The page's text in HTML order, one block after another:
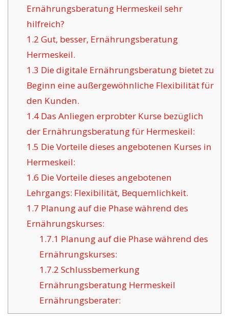
Ernährungsberatung Hermeskeil sehr
hilfreich?
1.2 Gut, besser, Ernährungsberatung
Hermeskeil.
1.3 Die digitale Ernährungsberatung bietet zu
Beginn eine außergewöhnliche Flexibilität für
den Kunden.
1.4Das Anliegen erprobter Kurse bezüglich
der Ernährungsberatung für Hermeskeil:
1.5 Die Vorteile dieses angebotenen Kurses in
Hermeskeil:
1.6 Die Vorteile dieses angebotenen
Lehrgangs: Flexibilität, Bequemlichkeit.
1.7 Planung auf die Phase während des
Ernährungskurses:
1.7.1 Planung auf die Phase während des
Ernährungskurses:
1.7.2 Schlussbemerkung
Ernährungsberatung Hermeskeil
Ernährungsberater: